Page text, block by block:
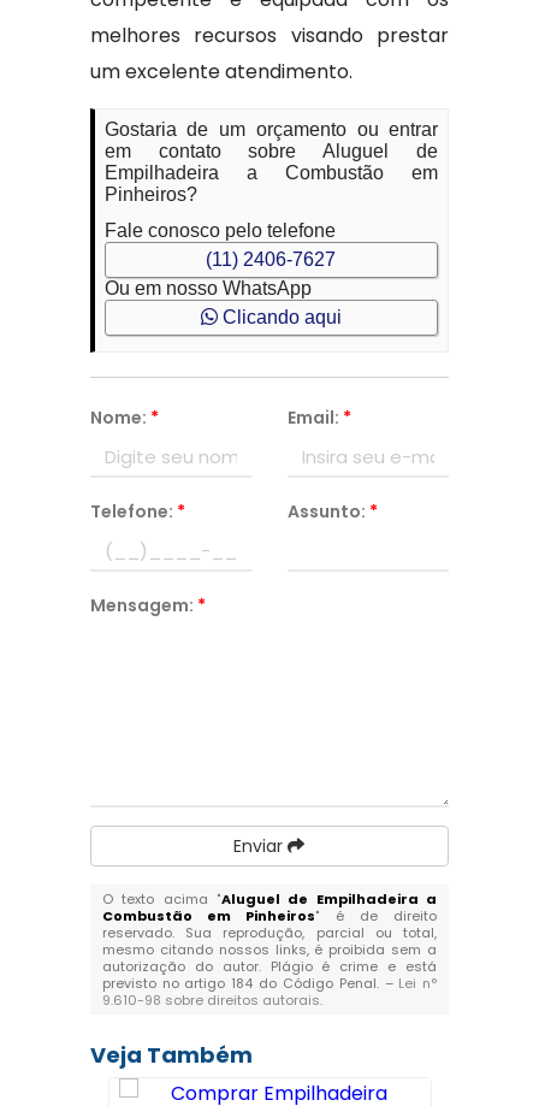
melhores recursos visando prestar
um excelente atendimento.
Gostaria de um orçamento ou entrar
em contato sobre Aluguel de
Empilhadeira a Combustão em
Pinheiros?
Fale conosco pelo telefone
(11) 2406-7627
Ou em nosso WhatsApp
Clicando aqui
Nome: * Email: *
Telefone: * Assunto: *
Mensagem: *
Enviar
O texto acima "Aluguel de Empilhadeira a
Combustão em Pinheiros" é de direito
reservado. Sua reprodução, parcial ou total,
mesmo citando nossos links, é proibida sem a
autorização do autor. Plágio é crime e está
previsto no artigo 184 do Código Penal. – Lei n°
9.610-98 sobre direitos autorais.
Veja Também